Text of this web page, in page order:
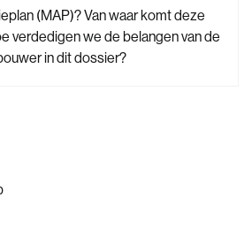
(MAP)? Van waar komt deze
verdedigen we de belangen van de
in dit dossier?